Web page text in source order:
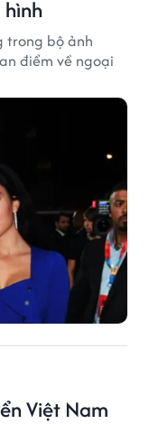
trong bộ ảnh
điểm về ngoại
Việt Nam